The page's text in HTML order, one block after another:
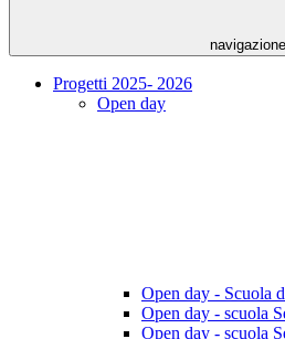
navigazione
Progetti 2025- 2026
Open day
Open day - Scuola
Open day - scuola
Open day - scuola